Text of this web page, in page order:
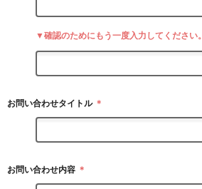
▼確認のためにもう一度入力してください。
お問い合わせタイトル ＊
お問い合わせ内容 ＊